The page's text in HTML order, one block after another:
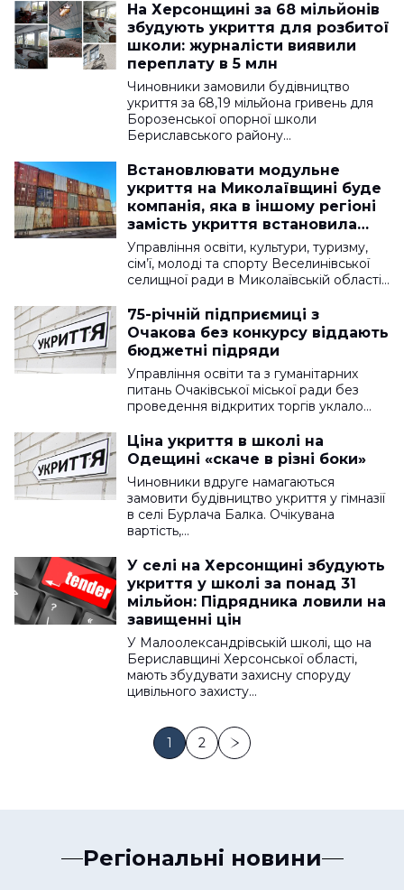
На Херсонщині за 68 мільйонів
збудують укриття для розбитої
школи: журналісти виявили
переплату в 5 млн
Чиновники замовили будівництво
укриття за 68,19 мільйона гривень для
Борозенської опорної школи
Бериславського району…
Встановлювати модульне
укриття на Миколаївщині буде
компанія, яка в іншому регіоні
замість укриття встановила
контейнери
Управління освіти, культури, туризму,
сім’ї, молоді та спорту Веселинівської
селищної ради в Миколаївській області…
75-річній підприємиці з
Очакова без конкурсу віддають
бюджетні підряди
Управління освіти та з гуманітарних
питань Очаківської міської ради без
проведення відкритих торгів уклало…
Ціна укриття в школі на
Одещині «скаче в різні боки»
Чиновники вдруге намагаються
замовити будівництво укриття у гімназії
в селі Бурлача Балка. Очікувана
вартість,…
У селі на Херсонщині збудують
укриття у школі за понад 31
мільйон: Підрядника ловили на
завищенні цін
У Малоолександрівській школі, що на
Бериславщині Херсонської області,
мають збудувати захисну споруду
цивільного захисту…
1 2
Регіональні новини